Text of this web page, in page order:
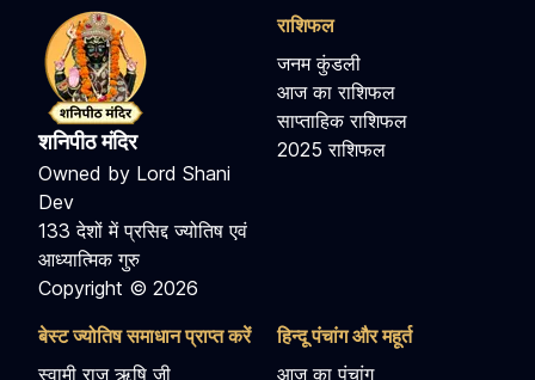
शनिपीठ मंदिर
Owned by Lord Shani
Dev
133 देशों में प्रसिद्द ज्योतिष एवं
आध्यात्मिक गुरु
Copyright © 2026
राशिफल
जनम कुंडली
आज का राशिफल
साप्ताहिक राशिफल
2025 राशिफल
बेस्ट ज्योतिष समाधान प्राप्त करें
स्वामी राज ऋषि जी
हिन्दू पंचांग और महूर्त
आज का पंचांग